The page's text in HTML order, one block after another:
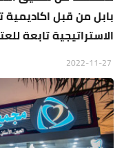
بابل من قبل اكاديمية
الاستراتيجية تابعة